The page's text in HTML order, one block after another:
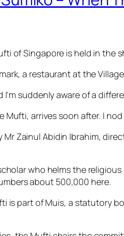
of Singapore is held in the
a restaurant at the
I’m suddenly aware of a
Mufti, arrives soon after. I
Mr Zainul Abidin Ibrahim,
who helms the
about 500,000 here.
is part of Muis, a statutory